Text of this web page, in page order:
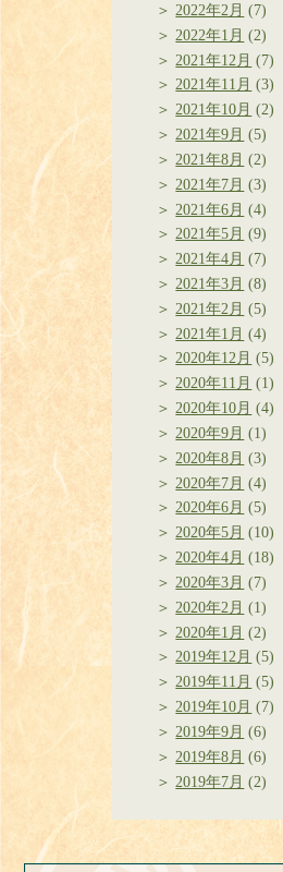
2022年2月 (7)
2022年1月 (2)
2021年12月 (7)
2021年11月 (3)
2021年10月 (2)
2021年9月 (5)
2021年8月 (2)
2021年7月 (3)
2021年6月 (4)
2021年5月 (9)
2021年4月 (7)
2021年3月 (8)
2021年2月 (5)
2021年1月 (4)
2020年12月 (5)
2020年11月 (1)
2020年10月 (4)
2020年9月 (1)
2020年8月 (3)
2020年7月 (4)
2020年6月 (5)
2020年5月 (10)
2020年4月 (18)
2020年3月 (7)
2020年2月 (1)
2020年1月 (2)
2019年12月 (5)
2019年11月 (5)
2019年10月 (7)
2019年9月 (6)
2019年8月 (6)
2019年7月 (2)